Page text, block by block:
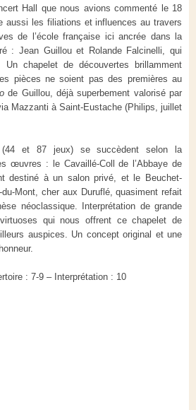
Hall que nous avions commenté le 18
aussi les filiations et influences au travers
de l’école française ici ancrée dans la
: Jean Guillou et Rolande Falcinelli, qui
chapelet de découvertes brillamment
pièces ne soient pas des premières au
de Guillou, déjà superbement valorisé par
Mazzanti à Saint-Eustache (Philips, juillet
(44 et 87 jeux) se succèdent selon la
œuvres : le Cavaillé-Coll de l’Abbaye de
destiné à un salon privé, et le Beuchet-
du-Mont, cher aux Duruflé, quasiment refait
néoclassique. Interprétation de grande
qui nous offrent ce chapelet de
auspices. Un concept original et une
: 7-9 – Interprétation : 10